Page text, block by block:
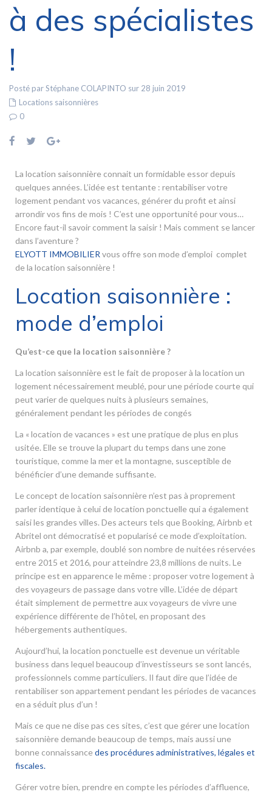
à des spécialistes
!
Posté par Stéphane COLAPINTO sur 28 juin 2019
Locations saisonnières
0
La location saisonnière connait un formidable essor depuis
quelques années. L’idée est tentante : rentabiliser votre
logement pendant vos vacances, générer du profit et ainsi
arrondir vos fins de mois ! C’est une opportunité pour vous…
Encore faut-il savoir comment la saisir ! Mais comment se lancer
dans l’aventure ?
ELYOTT IMMOBILIER vous offre son mode d’emploi complet
de la location saisonnière !
Location saisonnière :
mode d’emploi
Qu’est-ce que la location saisonnière ?
La location saisonnière est le fait de proposer à la location un
logement nécessairement meublé, pour une période courte qui
peut varier de quelques nuits à plusieurs semaines,
généralement pendant les périodes de congés
La « location de vacances » est une pratique de plus en plus
usitée. Elle se trouve la plupart du temps dans une zone
touristique, comme la mer et la montagne, susceptible de
bénéficier d’une demande suffisante.
Le concept de location saisonnière n’est pas à proprement
parler identique à celui de location ponctuelle qui a également
saisi les grandes villes. Des acteurs tels que Booking, Airbnb et
Abritel ont démocratisé et popularisé ce mode d’exploitation.
Airbnb a, par exemple, doublé son nombre de nuitées réservées
entre 2015 et 2016, pour atteindre 23,8 millions de nuits. Le
principe est en apparence le même : proposer votre logement à
des voyageurs de passage dans votre ville. L’idée de départ
était simplement de permettre aux voyageurs de vivre une
expérience différente de l’hôtel, en proposant des
hébergements authentiques.
Aujourd’hui, la location ponctuelle est devenue un véritable
business dans lequel beaucoup d’investisseurs se sont lancés,
professionnels comme particuliers. Il faut dire que l’idée de
rentabiliser son appartement pendant les périodes de vacances
en a séduit plus d’un !
Mais ce que ne dise pas ces sites, c’est que gérer une location
saisonnière demande beaucoup de temps, mais aussi une
bonne connaissance des procédures administratives, légales et
fiscales.
Gérer votre bien, prendre en compte les périodes d’affluence,